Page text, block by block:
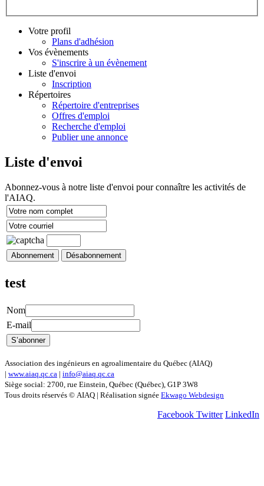
Votre profil
Plans d'adhésion
Vos évènements
S'inscrire à un évènement
Liste d'envoi
Inscription
Répertoires
Répertoire d'entreprises
Offres d'emploi
Recherche d'emploi
Publier une annonce
Liste d'envoi
Abonnez-vous à notre liste d'envoi pour connaître les activités de
l'AIAQ.
test
Nom
E-mail
Association des ingénieurs en agroalimentaire du Québec (AIAQ)
| www.aiaq.qc.ca | info@aiaq.qc.ca
Siège social: 2700, rue Einstein, Québec (Québec), G1P 3W8
Tous droits réservés © AIAQ | Réalisation signée Ekwago Webdesign
Facebook Twitter LinkedIn